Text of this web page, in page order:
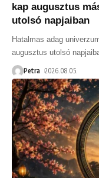
kap augusztus
utolsó napjaiban
Hatalmas adag
augusztus utolsó
Petra 2026.08.05.